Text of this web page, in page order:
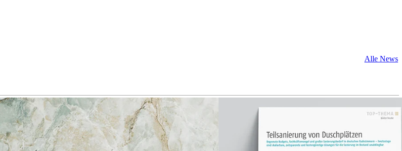
Alle News